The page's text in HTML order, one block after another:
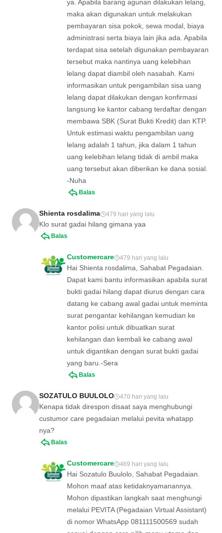
ya. Apabila barang agunan dilakukan lelang,
maka akan digunakan untuk melakukan
pembayaran sisa pokok, sewa modal, biaya
administrasi serta biaya lain jika ada. Apabila
terdapat sisa setelah digunakan pembayaran
tersebut maka nantinya uang kelebihan
lelang dapat diambil oleh nasabah. Kami
informasikan untuk pengambilan sisa uang
lelang dapat dilakukan dengan konfirmasi
langsung ke kantor cabang terdaftar dengan
membawa SBK (Surat Bukti Kredit) dan KTP.
Untuk estimasi waktu pengambilan uang
lelang adalah 1 tahun, jika dalam 1 tahun
uang kelebihan lelang tidak di ambil maka
uang tersebut akan diberikan ke dana sosial.
-Nuha
Balas
Shienta rosdalima 479 hari yang lalu
Klo surat gadai hilang gimana yaa
Balas
Customercare 479 hari yang lalu
Hai Shienta rosdalima, Sahabat Pegadaian.
Dapat kami bantu informasikan apabila surat
bukti gadai hilang dapat diurus dengan cara
datang ke cabang awal gadai untuk meminta
surat pengantar kehilangan kemudian ke
kantor polisi untuk dibuatkan surat
kehilangan dan kembali ke cabang awal
untuk digantikan dengan surat bukti gadai
yang baru.-Sera
Balas
SOZATULO BUULOLO 470 hari yang lalu
Kenapa tidak direspon disaat saya menghubungi
custumor care pegadaian melalui pevita whatapp
nya?
Balas
Customercare 469 hari yang lalu
Hai Sozatulo Buulolo, Sahabat Pegadaian.
Mohon maaf atas ketidaknyamanannya.
Mohon dipastikan langkah saat menghungi
melalui PEVITA (Pegadaian Virtual Assistant)
di nomor WhatsApp 081111500569 sudah